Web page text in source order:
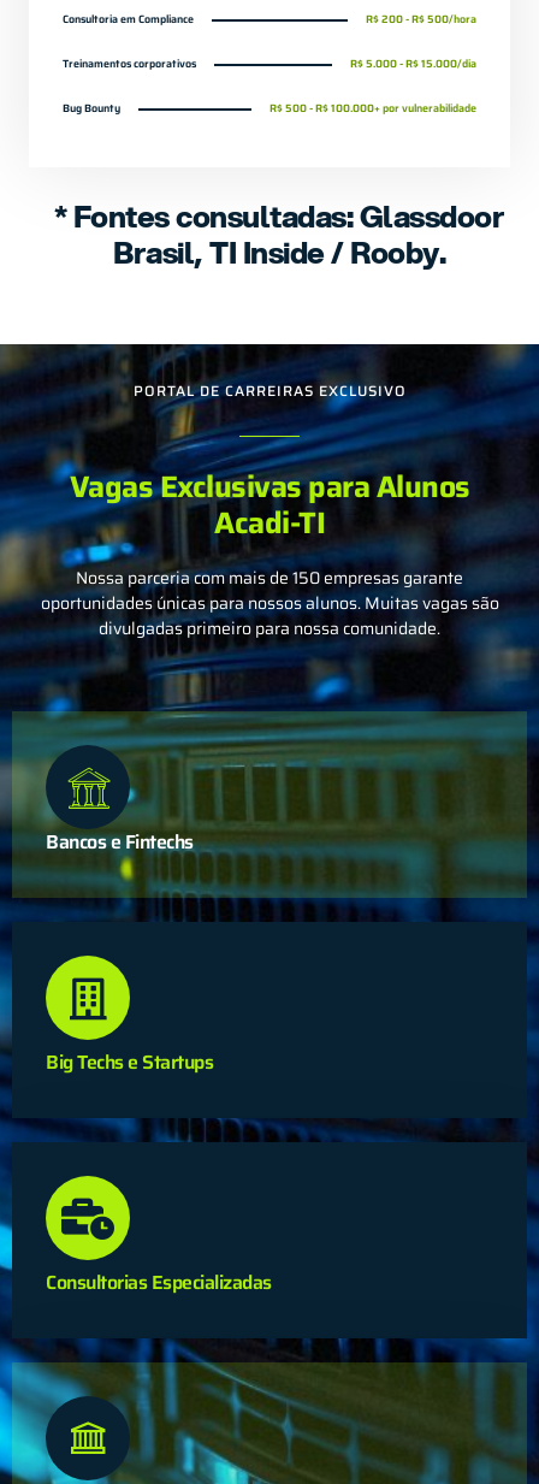
Consultoria em Compliance R$ 200 - R$ 500/hora
Treinamentos corporativos R$ 5.000 - R$ 15.000/dia
Bug Bounty R$ 500 - R$ 100.000+ por vulnerabilidade
* Fontes consultadas: Glassdoor
Brasil, TI Inside / Rooby.
PORTAL DE CARREIRAS EXCLUSIVO
Vagas Exclusivas para Alunos
Acadi-TI
Nossa parceria com mais de 150 empresas garante
oportunidades únicas para nossos alunos. Muitas vagas são
divulgadas primeiro para nossa comunidade.
Bancos e Fintechs
Big Techs e Startups
Consultorias Especializadas